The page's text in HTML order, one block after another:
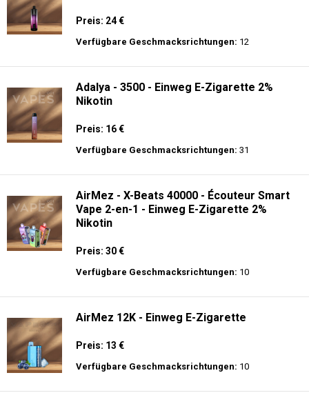
Preis: 24 €
Verfügbare Geschmacksrichtungen: 12
Adalya - 3500 - Einweg E-Zigarette 2%
Nikotin
Preis: 16 €
Verfügbare Geschmacksrichtungen: 31
AirMez - X-Beats 40000 - Écouteur Smart
Vape 2-en-1 - Einweg E-Zigarette 2%
Nikotin
Preis: 30 €
Verfügbare Geschmacksrichtungen: 10
AirMez 12K - Einweg E-Zigarette
Preis: 13 €
Verfügbare Geschmacksrichtungen: 10